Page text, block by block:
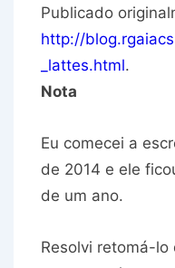
Publicado
http://
_lattes.html.
Nota
Eu comecei a
de 2014 e ele
de um ano.
Resolvi retomá-lo